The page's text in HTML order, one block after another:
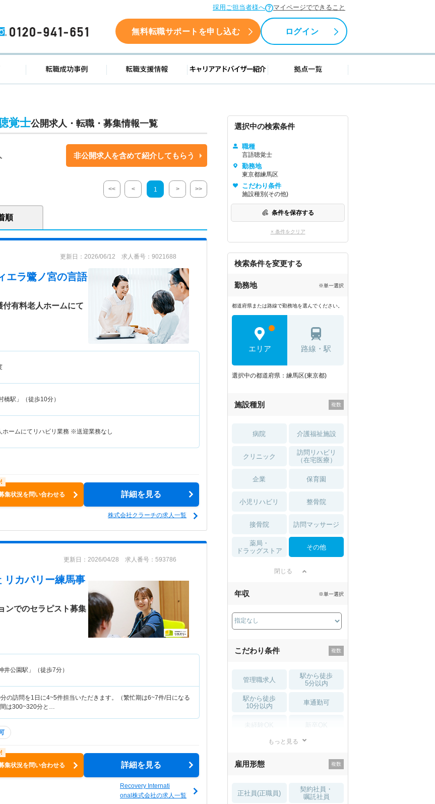
採用ご担当者様へ マイページでできること
0120-941-651 無料転職サポートを申し込む ログイン
求人検索 転職成功事例 転職支援情報 キャリアアドバイザー紹介 拠点一覧
覚士公開求人・転職・募集情報一覧
非公開求人を含めて紹介してもらう
<< < 1 > >>
順
更新日：2026/06/12 求人番号：9021688
エラ鷺ノ宮の言語
有料老人ホームにて
橋駅」（徒歩10分）
ホームにてリハビリ業務 ※送迎業務なし
集状況を問い合わせる 詳細を見る
株式会社クラーチの求人一覧
更新日：2026/04/28 求人番号：593786
カバリー練馬事
ンでのセラピスト募集
井公園駅」（徒歩7分）
の訪問を1日に4~5件担当いただきます。（繁忙期は6~7件/日になる
は300~320分と…
集状況を問い合わせる 詳細を見る
Recovery Internati
onal株式会社の求人一覧
選択中の検索条件
職種
言語聴覚士
勤務地
東京都練馬区
こだわり条件
施設種別(その他)
条件を保存する
× 条件をクリア
検索条件を変更する
勤務地 ※単一選択
都道府県または路線で勤務地を選んでください。
エリア 路線・駅
選択中の都道府県：練馬区(東京都)
施設種別
病院 介護福祉施設
クリニック
訪問リハビリ
（在宅医療）
企業 保育園
小児リハビリ 整骨院
接骨院 訪問マッサージ
薬局・
ドラッグストア
その他
閉じる
年収 ※単一選択
こだわり条件
管理職求人
駅から徒歩
5分以内
駅から徒歩
10分以内
車通勤可
住宅手当・補助
土日祝休 無資格 OK
もっと見る
雇用形態
正社員(正職員)
契約社員・
嘱託社員